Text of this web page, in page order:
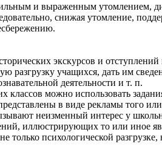
и выраженным утомлением,
снижая утомление,
экскурсов и
разгрузку учащихся, дать им
деятельности и т. п.
можно использовать
в виде рекламы того
неизменный интерес у
иллюстрирующих то или иное
только психологической